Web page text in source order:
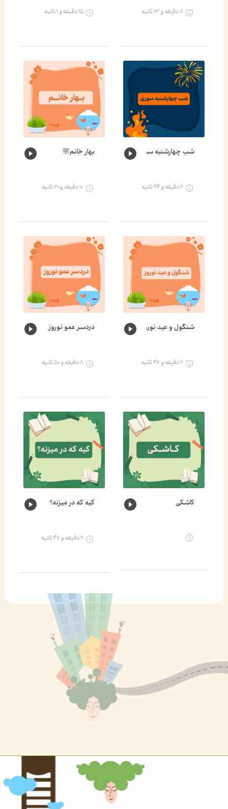
۸ دقیقه و ۱۳ ثانیه ۱۵ دقیقه و ۱ ثانیه
شب چهارشنبه سوری
۶ دقیقه و ۴۴ ثانیه
بهار خانم🌸
۱۰ دقیقه و۳۰ ثانیه
شنگول و عید نوروز
۶ دقیقه و ۴۷ ثانیه
دردسر عمو نوروز
۸ دقیقه و ۵۰ ثانیه
کاشکی کیه که در میزنه؟
۶ دقیقه و ۴۷ ثانیه